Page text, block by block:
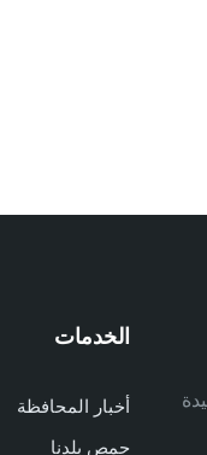
الخدمات
أخبار المحافظة
حمص بلدنا